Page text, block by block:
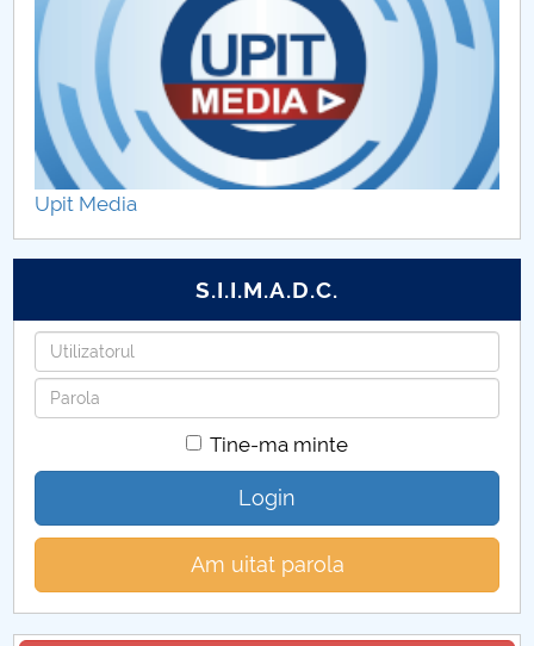
Upit Media
S.I.I.M.A.D.C.
Utilizatorul
Parola
Tine-ma minte
Login
Am uitat parola